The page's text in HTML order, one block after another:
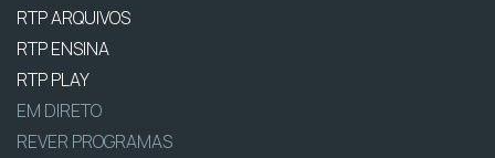
RTP ARQUIVOS
RTP ENSINA
RTP PLAY
EM DIRETO
REVER PROGRAMAS